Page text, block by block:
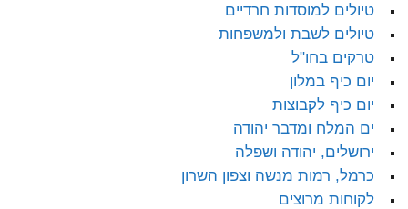
טיולים למוסדות חרדיים
טיולים לשבת ולמשפחות
טרקים בחו"ל
יום כיף במלון
יום כיף לקבוצות
ים המלח ומדבר יהודה
ירושלים, יהודה ושפלה
כרמל, רמות מנשה וצפון השרון
לקוחות מרוצים